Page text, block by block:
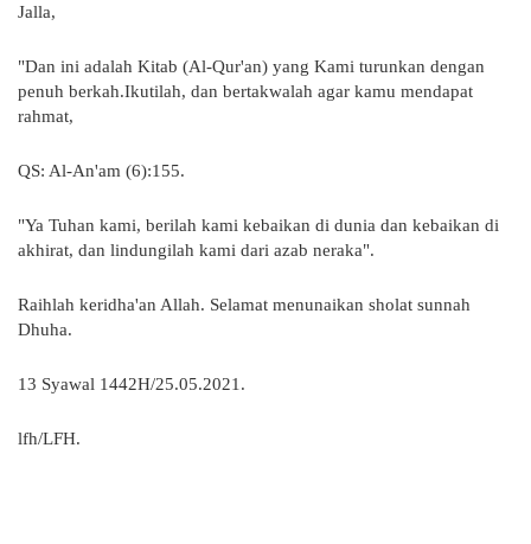
Jalla,
"Dan ini adalah Kitab (Al-Qur'an) yang Kami turunkan dengan
penuh berkah.Ikutilah, dan bertakwalah agar kamu mendapat
rahmat,
QS: Al-An'am (6):155.
"Ya Tuhan kami, berilah kami kebaikan di dunia dan kebaikan di
akhirat, dan lindungilah kami dari azab neraka".
Raihlah keridha'an Allah. Selamat menunaikan sholat sunnah
Dhuha.
13 Syawal 1442H/25.05.2021.
lfh/LFH.